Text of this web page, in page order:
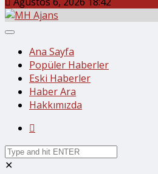
Ana Sayfa
Popüler Haberler
Eski Haberler
Haber Ara
Hakkımızda
✕